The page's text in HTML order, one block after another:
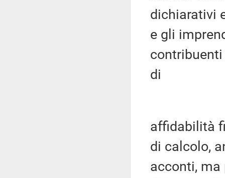
dichiarativi
e gli
di
affidabilità
di calcolo,
acconti, ma